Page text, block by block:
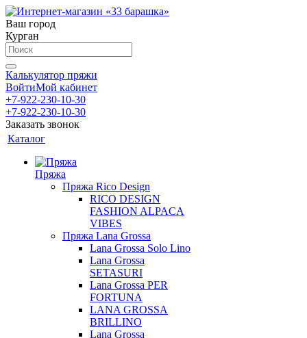
Ваш город
Курган
Калькулятор пряжи
ВойтиМой кабинет
+7-922-230-10-30
+7-922-230-10-30
Заказать звонок
Каталог
Пряжа
Пряжа Rico Design
RICO DESIGN
FASHION ALPACA
VIBES
Пряжа Lana Grossa
Lana Grossa Solo Lino
Lana Grossa
SETASURI
Lana Grossa PER
FORTUNA
LANA GROSSA
BRILLINO
Lana Grossa